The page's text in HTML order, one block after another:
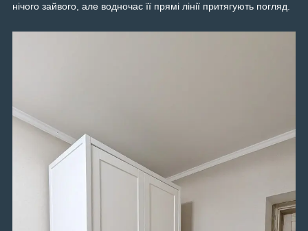
нічого зайвого, але водночас її прямі лінії притягують погляд.